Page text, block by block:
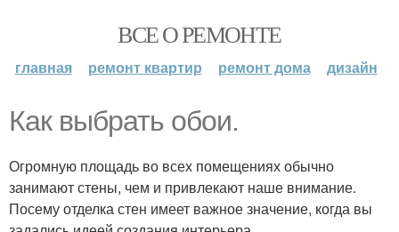
ВСЕ О РЕМОНТЕ
главная ремонт квартир ремонт дома дизайн
Как выбрать обои.
Огромную площадь во всех помещениях обычно
занимают стены, чем и привлекают наше внимание.
Посему отделка стен имеет важное значение, когда вы